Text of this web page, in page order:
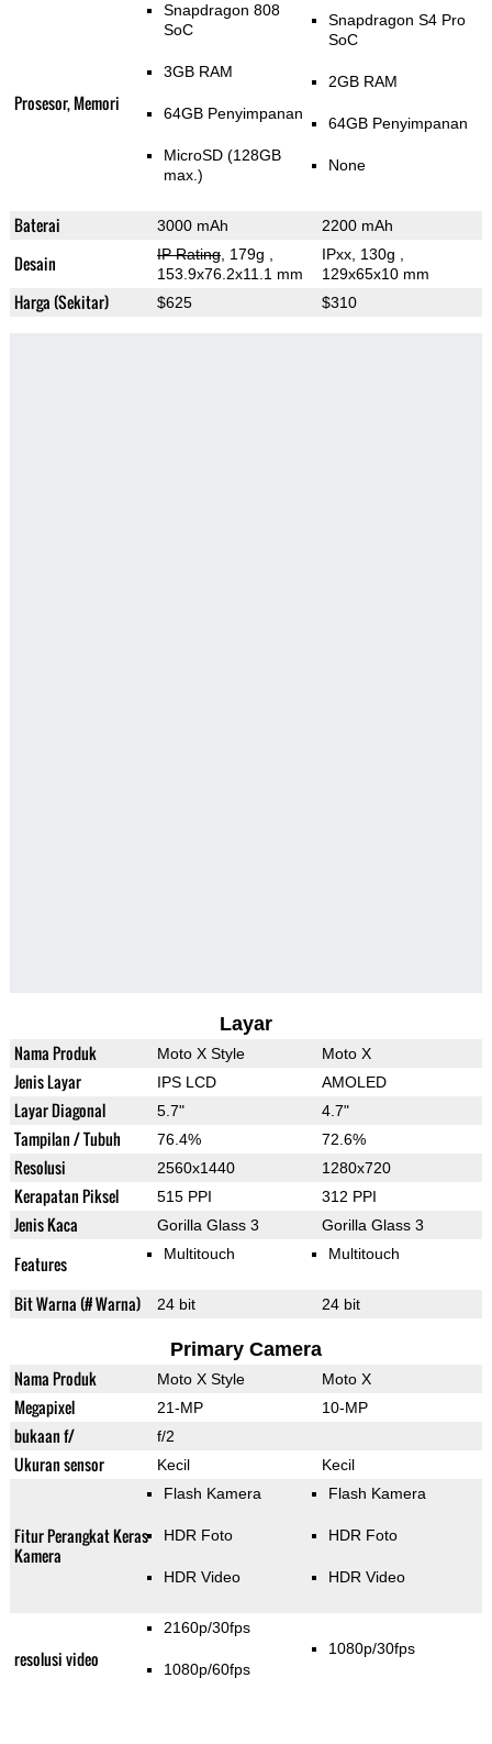
Prosesor, Memori
Snapdragon 808
SoC
3GB RAM
64GB Penyimpanan
MicroSD (128GB
max.)
Snapdragon S4 Pro
SoC
2GB RAM
64GB Penyimpanan
None
Baterai 3000 mAh 2200 mAh
Desain IP Rating, 179g
153.9x76.2x11.1 mm
IPxx, 130g
129x65x10 mm
Harga (Sekitar) $625 $310
Layar
Nama Produk Moto X Style Moto X
Jenis Layar IPS LCD AMOLED
Layar Diagonal 5.7" 4.7"
Tampilan / Tubuh 76.4% 72.6%
Resolusi 2560x1440 1280x720
Kerapatan Piksel 515 PPI 312 PPI
Jenis Kaca Gorilla Glass 3 Gorilla Glass 3
Features Multitouch Multitouch
Bit Warna (# Warna) 24 bit 24 bit
Primary Camera
Nama Produk Moto X Style Moto X
Megapixel 21-MP 10-MP
bukaan f/ f/2
Ukuran sensor Kecil Kecil
Fitur Perangkat Keras
Kamera
Flash Kamera
HDR Foto
HDR Video
Flash Kamera
HDR Foto
HDR Video
resolusi video
2160p/30fps
1080p/60fps
1080p/30fps